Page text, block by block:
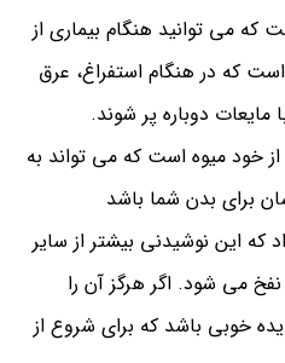
که می توانید هنگام بیماری از
که در هنگام استفراغ، عرق
مایعات دوباره پر شوند.
خود میوه است که می تواند به
برای بدن شما باشد
که این نوشیدنی بیشتر از سایر
می شود. اگر هرگز آن را
خوبی باشد که برای شروع از